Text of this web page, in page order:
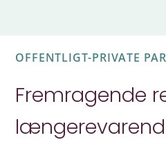
OFFENTLIGT-PRIVATE
Fremragende